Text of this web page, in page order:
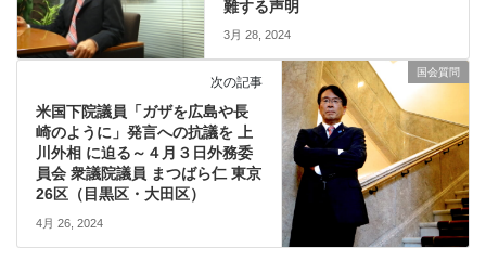
難する声明
3月 28, 2024
国会質問
次の記事
米国下院議員「ガザを広島や長
崎のように」発言への抗議を 上
川外相 に迫る～４月３日外務委
員会 衆議院議員 まつばら仁 東京
26区（目黒区・大田区）
4月 26, 2024